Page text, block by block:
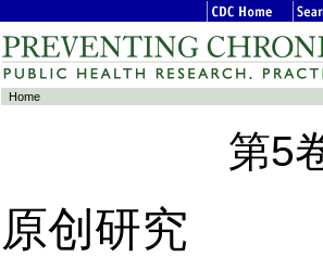
Home
第5
原创研究